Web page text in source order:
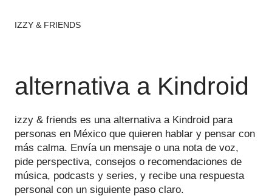
IZZY & FRIENDS
alternativa a Kindroid
izzy & friends es una alternativa a Kindroid para
personas en México que quieren hablar y pensar con
más calma. Envía un mensaje o una nota de voz,
pide perspectiva, consejos o recomendaciones de
música, podcasts y series, y recibe una respuesta
personal con un siguiente paso claro.